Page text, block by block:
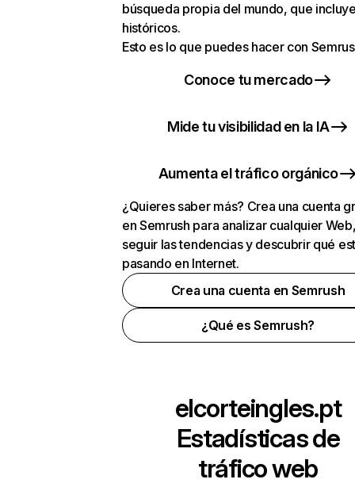
búsqueda propia del mundo, que
históricos.
Esto es lo que puedes hacer con
Conoce tu mercado
Mide tu visibilidad en la IA
Aumenta el tráfico orgánico
¿Quieres saber más? Crea una cuenta
en Semrush para analizar cualquier
seguir las tendencias y descubrir qué
pasando en Internet.
Crea una cuenta en Semrush
¿Qué es Semrush?
elcorteingles.pt
Estadísticas de
tráfico web